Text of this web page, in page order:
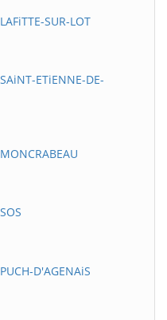
SUR-LOT
ETiENNE-DE-
D'AGENAiS